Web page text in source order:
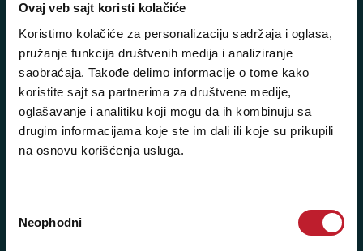
Ovaj veb sajt koristi kolačiće
Koristimo kolačiće za personalizaciju sadržaja i oglasa,
pružanje funkcija društvenih medija i analiziranje
saobraćaja. Takođe delimo informacije o tome kako
koristite sajt sa partnerima za društvene medije,
oglašavanje i analitiku koji mogu da ih kombinuju sa
drugim informacijama koje ste im dali ili koje su prikupili
na osnovu korišćenja usluga.
сагласности
Neophodni
060/6470116
NAŠE PRODAVNICE
Beograd - Svetogorska 9
Telefoni:
+381 11 3347 883